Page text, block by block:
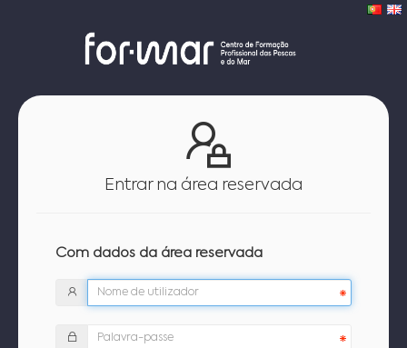
Entrar na área reservada
Com dados da área reservada